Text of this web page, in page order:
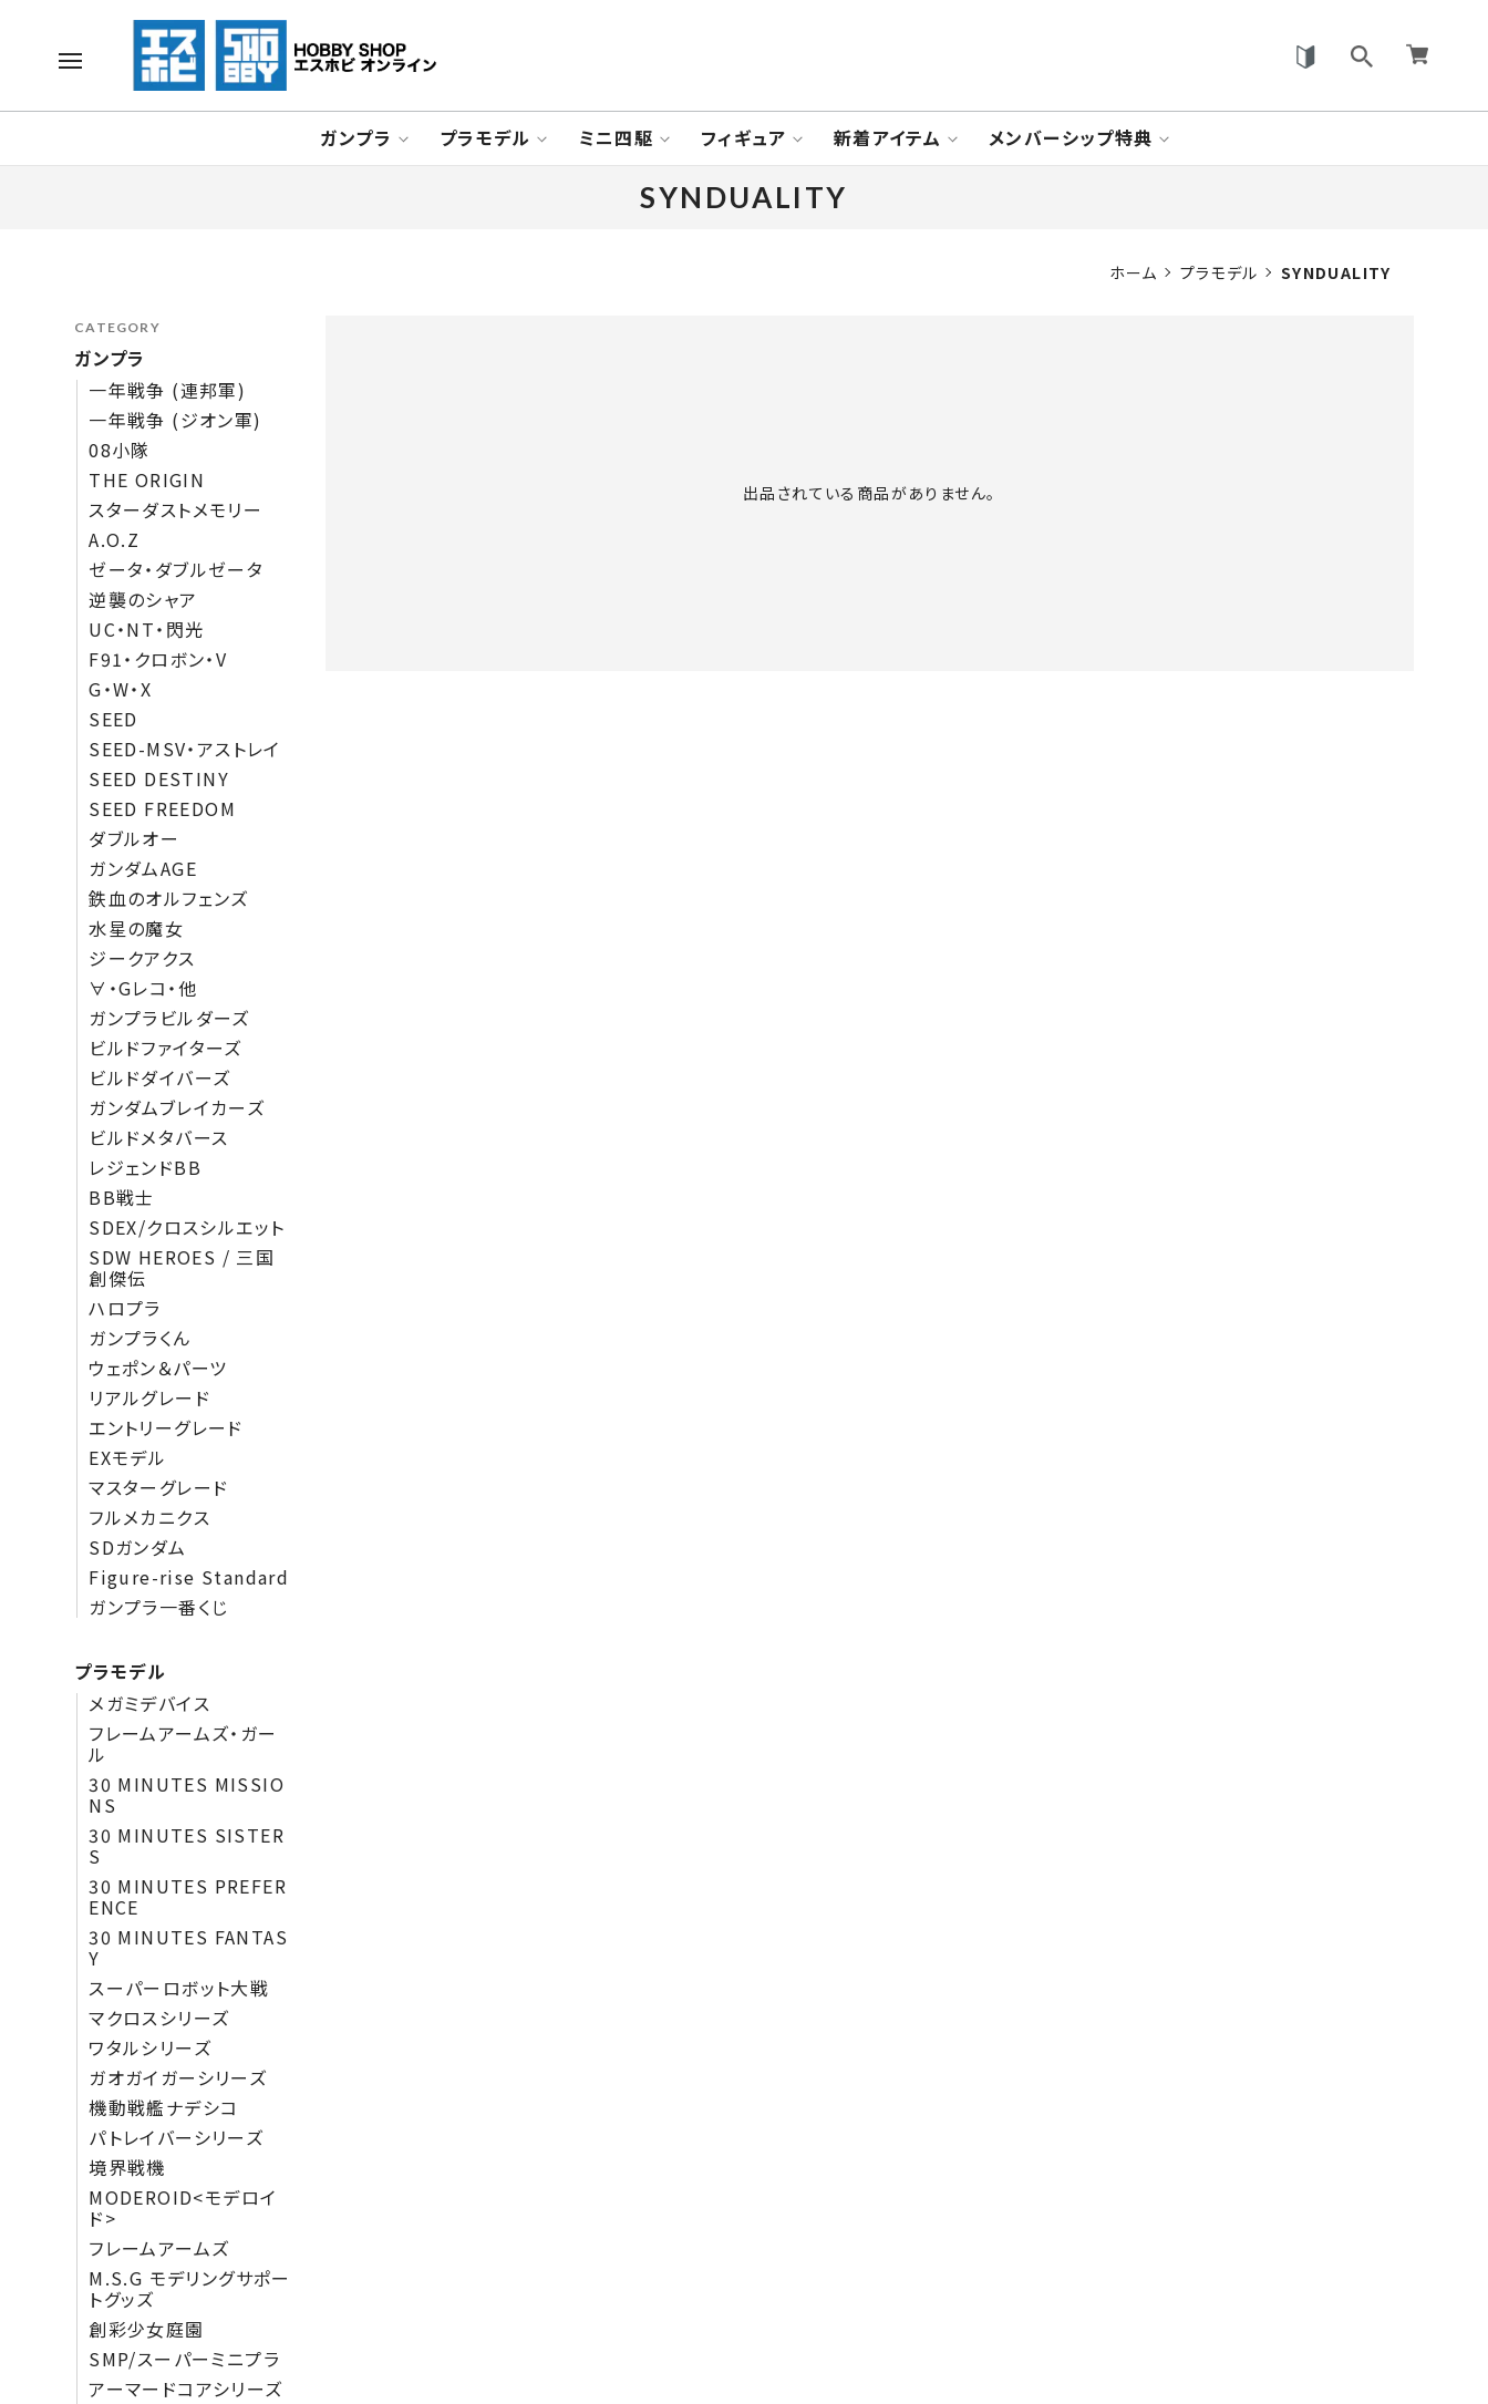
ガンプラ プラモデル ミニ四駆 フィギュア 新着アイテム メンバーシップ特典
SYNDUALITY
ホーム プラモデル SYNDUALITY
出品されている商品がありません。
CATEGORY
ガンプラ
一年戦争 (連邦軍)
一年戦争 (ジオン軍)
08小隊
THE ORIGIN
スターダストメモリー
A.O.Z
ゼータ・ダブルゼータ
逆襲のシャア
UC・NT・閃光
F91・クロボン・V
G・W・X
SEED
SEED-MSV・アストレイ
SEED DESTINY
SEED FREEDOM
ダブルオー
ガンダムAGE
鉄血のオルフェンズ
水星の魔女
ジークアクス
∀・Gレコ・他
ガンプラビルダーズ
ビルドファイターズ
ビルドダイバーズ
ガンダムブレイカーズ
ビルドメタバース
レジェンドBB
BB戦士
SDEX/クロスシルエット
SDW HEROES / 三国
創傑伝
ハロプラ
ガンプラくん
ウェポン＆パーツ
リアルグレード
エントリーグレード
EXモデル
マスターグレード
フルメカニクス
SDガンダム
Figure-rise Standard
ガンプラ一番くじ
プラモデル
メガミデバイス
フレームアームズ・ガー
ル
30 MINUTES MISSIO
NS
30 MINUTES SISTER
S
30 MINUTES PREFER
ENCE
30 MINUTES FANTAS
Y
スーパーロボット大戦
マクロスシリーズ
ワタルシリーズ
ガオガイガーシリーズ
機動戦艦ナデシコ
パトレイバーシリーズ
境界戦機
MODEROID<モデロイ
ド>
フレームアームズ
M.S.G モデリングサポー
トグッズ
創彩少女庭園
SMP/スーパーミニプラ
アーマードコアシリーズ